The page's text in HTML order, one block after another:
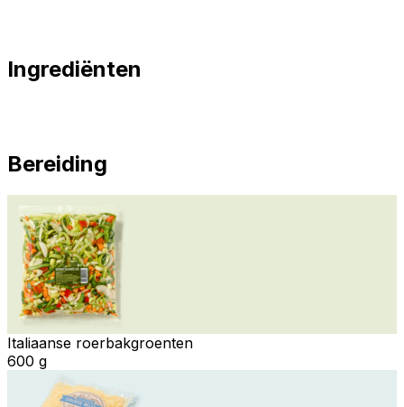
Ingrediënten
Bereiding
Italiaanse roerbakgroenten
600 g